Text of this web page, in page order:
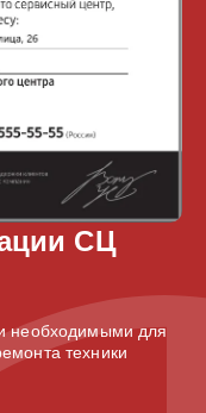
СЦ
необходимыми для
техники